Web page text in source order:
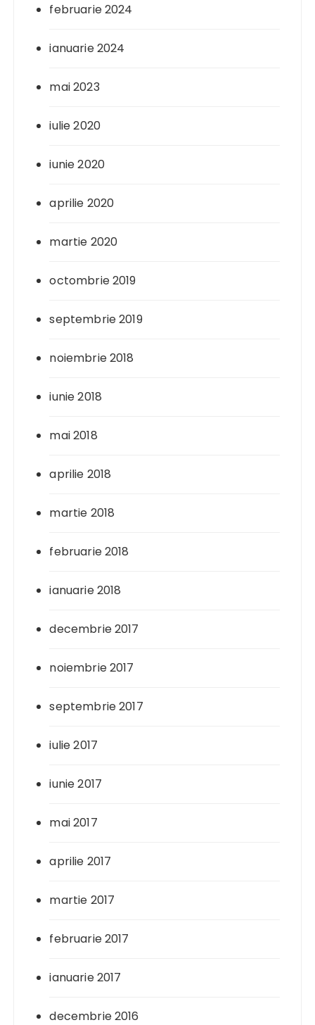
februarie 2024
ianuarie 2024
mai 2023
iulie 2020
iunie 2020
aprilie 2020
martie 2020
octombrie 2019
septembrie 2019
noiembrie 2018
iunie 2018
mai 2018
aprilie 2018
martie 2018
februarie 2018
ianuarie 2018
decembrie 2017
noiembrie 2017
septembrie 2017
iulie 2017
iunie 2017
mai 2017
aprilie 2017
martie 2017
februarie 2017
ianuarie 2017
decembrie 2016